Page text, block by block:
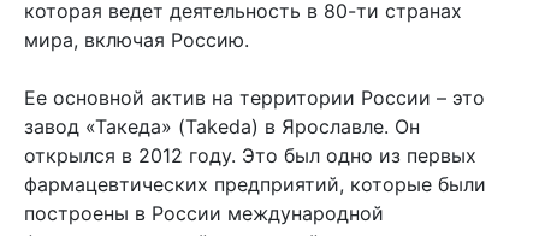
которая ведет деятельность в 80-ти странах
мира, включая Россию.
Ее основной актив на территории России – это
завод «Такеда» (Takeda) в Ярославле. Он
открылся в 2012 году. Это был одно из первых
фармацевтических предприятий, которые были
построены в России международной